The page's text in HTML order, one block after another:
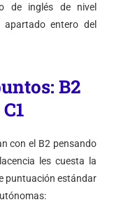
de inglés de nivel
entero del
B2
con el B2 pensando
les cuesta la
puntuación estándar